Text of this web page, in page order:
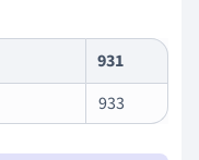
931
933